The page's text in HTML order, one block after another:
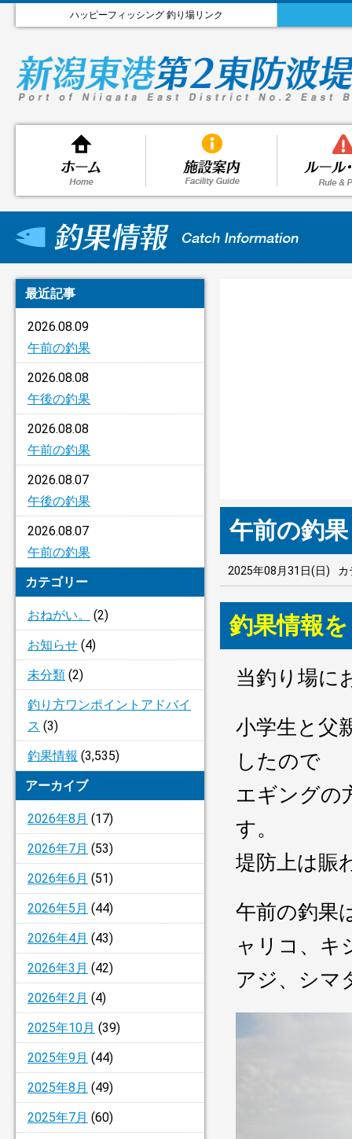
ハッピーフィッシング 釣り場リンク
最近記事
2026.08.09
午前の釣果
2026.08.08
午後の釣果
2026.08.08
午前の釣果
2026.08.07
午後の釣果
2026.08.07
午前の釣果
カテゴリー
おねがい。
(2)
お知らせ (4)
未分類 (2)
釣り方ワンポイントアドバイ
ス (3)
釣果情報 (3,535)
アーカイブ
2026年8月 (17)
2026年7月 (53)
2026年6月 (51)
2026年5月 (44)
2026年4月 (43)
2026年3月 (42)
2026年2月 (4)
2025年10月 (39)
2025年9月 (44)
2025年8月 (49)
2025年7月 (60)
午前の釣果
2025年08月31日(日) カ
釣果情報
当釣り場に
小学生と父
したので
エギングの
す。
堤防上は賑
午前の釣果
ャリコ、キ
アジ、シマ